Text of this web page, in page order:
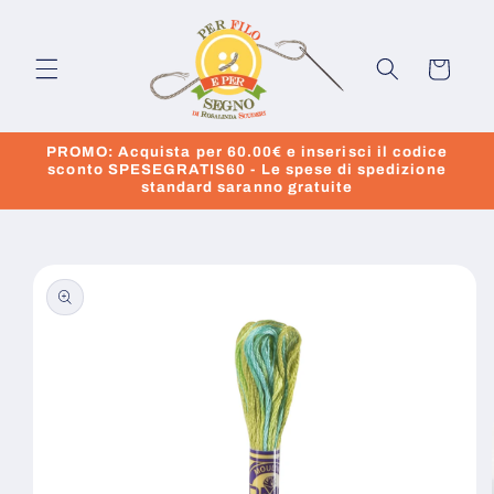
Carrello
PROMO: Acquista per 60.00€ e inserisci il codice
sconto SPESEGRATIS60 - Le spese di spedizione
standard saranno gratuite
informazioni
sul prodotto